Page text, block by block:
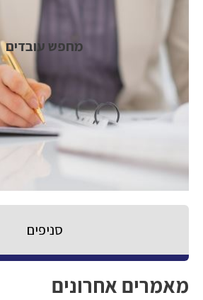
מחפש עובדים
סניפים
מאמרים אחרונים